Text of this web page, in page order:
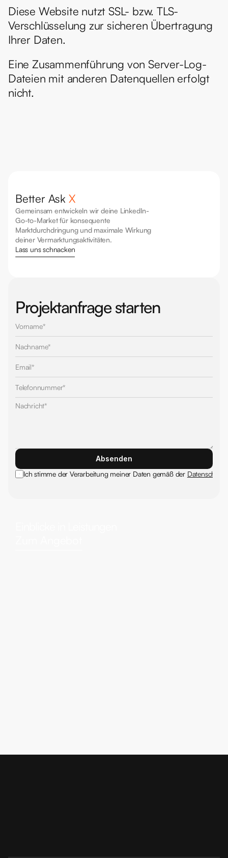
Diese Website nutzt SSL- bzw. TLS-
Verschlüsselung zur sicheren Übertragung
Ihrer Daten.
Eine Zusammenführung von Server-Log-
Dateien mit anderen Datenquellen erfolgt
nicht.
Better Ask X
Gemeinsam entwickeln wir deine LinkedIn-
Go-to-Market für konsequente
Marktdurchdringung und maximale Wirkung
deiner Vermarktungsaktivitäten.
Lass uns schnacken
Projektanfrage starten
Absenden
Ich stimme der Verarbeitung meiner Daten gemäß der